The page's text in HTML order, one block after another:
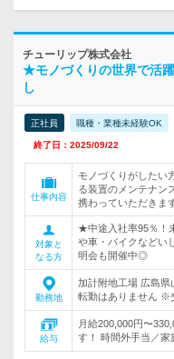
チューリップ株式会社
★モノづくりの世界で活
し
正社員 職種・業種未経験OK
終了日：2025/09/22
仕事内容
モノづくりがしたい
る装置のメンテナン
携わっていただきま
対象と
なる方
★中途入社率95％！
や車・バイクなどい
明会も開催中◎
勤務地
加計附地工場 広島
転勤はありません ※
給与
月給200,000円〜
す！ 時間外手当／家